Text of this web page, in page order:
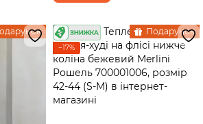
Подарунок
−17%